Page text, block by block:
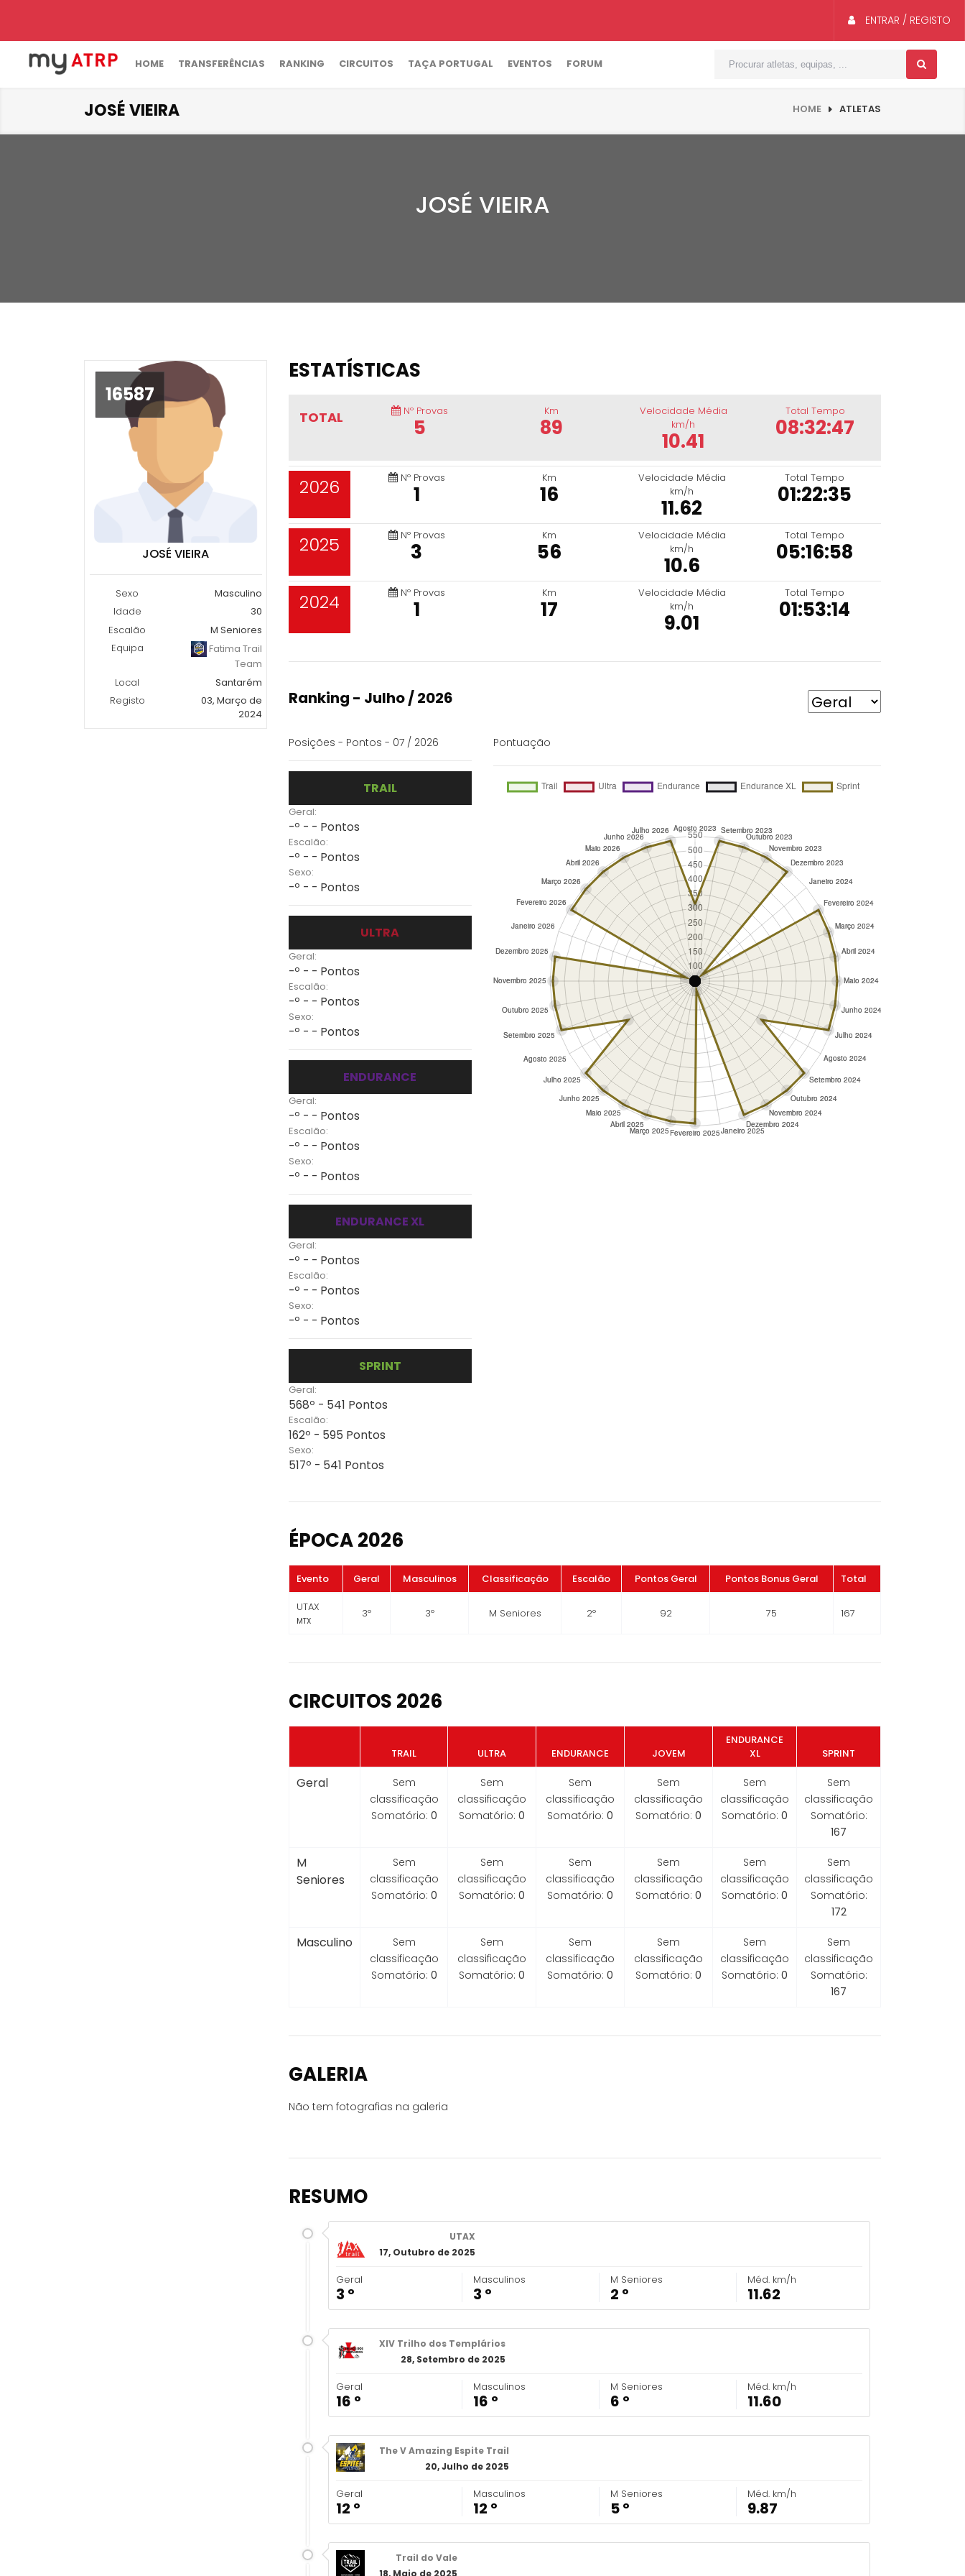
ENTRAR / REGISTO
HOME TRANSFERÊNCIAS RANKING CIRCUITOS TAÇA PORTUGAL EVENTOS FORUM
JOSÉ VIEIRA HOME ATLETAS
JOSÉ VIEIRA
16587
JOSÉ VIEIRA
Sexo
Masculino
Idade
30
Escalão
M Seniores
Equipa
Fatima Trail
Team
Local
Santarém
Registo
03, Março de
2024
ESTATÍSTICAS
TOTAL Nº Provas
5
Km
89
Velocidade Média
km/h
10.41
Total Tempo
08:32:47
2026 Nº Provas
1
Km
16
Velocidade Média
km/h
11.62
Total Tempo
01:22:35
2025 Nº Provas
3
Km
56
Velocidade Média
km/h
10.6
Total Tempo
05:16:58
2024 Nº Provas
1
Km
17
Velocidade Média
km/h
9.01
Total Tempo
01:53:14
Ranking - Julho / 2026
Posições - Pontos - 07 / 2026
TRAIL
Geral:
-º - - Pontos
Escalão:
-º - - Pontos
Sexo:
-º - - Pontos
ULTRA
Geral:
-º - - Pontos
Escalão:
-º - - Pontos
Sexo:
-º - - Pontos
ENDURANCE
Geral:
-º - - Pontos
Escalão:
-º - - Pontos
Sexo:
-º - - Pontos
ENDURANCE XL
Geral:
-º - - Pontos
Escalão:
-º - - Pontos
Sexo:
-º - - Pontos
SPRINT
Geral:
568º - 541 Pontos
Escalão:
162º - 595 Pontos
Sexo:
517º - 541 Pontos
Pontuação
ÉPOCA 2026
Evento Geral Masculinos Classificação Escalão Pontos Geral Pontos Bonus Geral Total
UTAX
MTX
3º 3º M Seniores 2º 92 75 167
CIRCUITOS 2026
TRAIL ULTRA ENDURANCE JOVEM
ENDURANCE
XL
SPRINT
Geral
Sem
classificação
Somatório: 0
Sem
classificação
Somatório: 0
Sem
classificação
Somatório: 0
Sem
classificação
Somatório: 0
Sem
classificação
Somatório: 0
Sem
classificação
Somatório:
167
M
Seniores
Sem
classificação
Somatório: 0
Sem
classificação
Somatório: 0
Sem
classificação
Somatório: 0
Sem
classificação
Somatório: 0
Sem
classificação
Somatório: 0
Sem
classificação
Somatório:
172
Masculino
Sem
classificação
Somatório: 0
Sem
classificação
Somatório: 0
Sem
classificação
Somatório: 0
Sem
classificação
Somatório: 0
Sem
classificação
Somatório: 0
Sem
classificação
Somatório:
167
GALERIA
Não tem fotografias na galeria
RESUMO
UTAX
17, Outubro de 2025
Geral
3 º
Masculinos
3 º
M Seniores
2 º
Méd. km/h
11.62
XIV Trilho dos Templários
28, Setembro de 2025
Geral
16 º
Masculinos
16 º
M Seniores
6 º
Méd. km/h
11.60
The V Amazing Espite Trail
20, Julho de 2025
Geral
12 º
Masculinos
12 º
M Seniores
5 º
Méd. km/h
9.87
Trail do Vale
18, Maio de 2025